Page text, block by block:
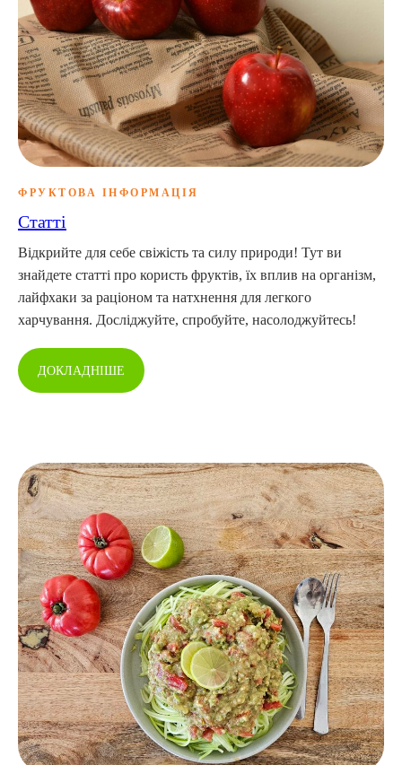
ФРУКТОВА ІНФОРМАЦІЯ
Статті
Відкрийте для себе свіжість та силу природи! Тут ви
знайдете статті про користь фруктів, їх вплив на організм,
лайфхаки за раціоном та натхнення для легкого
харчування. Досліджуйте, спробуйте, насолоджуйтесь!
ДОКЛАДНІШЕ